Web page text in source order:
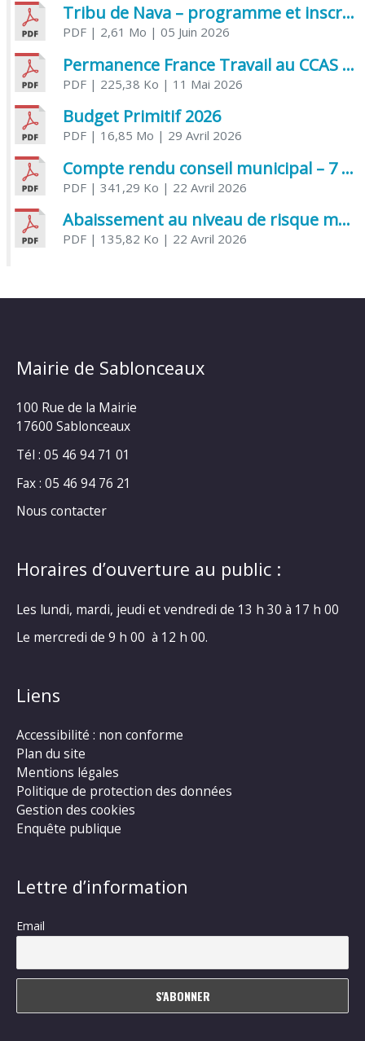
Tribu de Nava – programme et inscriptions été 2026
PDF| 2,61 Mo | 05 Juin 2026
Permanence France Travail au CCAS de Saujon Juin 2026
PDF| 225,38 Ko | 11 Mai 2026
Budget Primitif 2026
PDF| 16,85 Mo | 29 Avril 2026
Compte rendu conseil municipal – 7 avril 2026
PDF| 341,29 Ko | 22 Avril 2026
Abaissement au niveau de risque modéré de l’Influenza aviaire
PDF| 135,82 Ko | 22 Avril 2026
Mairie de Sablonceaux
100 Rue de la Mairie
17600 Sablonceaux
Tél : 05 46 94 71 01
Fax : 05 46 94 76 21
Nous contacter
Horaires d’ouverture au public :
Les lundi, mardi, jeudi et vendredi de 13 h 30 à 17 h 00
Le mercredi de 9 h 00 à 12 h 00.
Liens
Accessibilité : non conforme
Plan du site
Mentions légales
Politique de protection des données
Gestion des cookies
Enquête publique
Lettre d’information
Email